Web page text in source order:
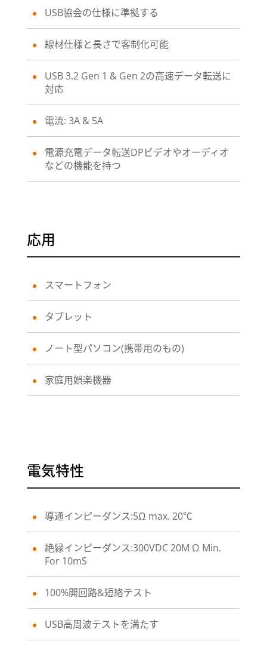
USB協会の仕様に準拠する
線材仕様と長さで客制化可能
USB 3.2 Gen 1 & Gen 2の高速データ転送に
対応
電流: 3A & 5A
電源充電データ転送DPビデオやオーディオ
などの機能を持つ
応用
スマートフォン
タブレット
ノート型パソコン(携帯用のもの)
家庭用娯楽機器
電気特性
導通インピーダンス:5Ω max. 20℃
絶縁インピーダンス:300VDC 20M Ω Min.
For 10mS
100%開回路&短絡テスト
USB高周波テストを満たす